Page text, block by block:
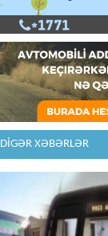
DİGƏR XƏBƏRLƏR